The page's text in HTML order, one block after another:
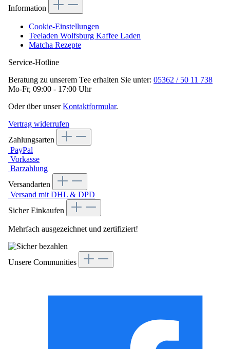
Information
Cookie-Einstellungen
Teeladen Wolfsburg Kaffee Laden
Matcha Rezepte
Service-Hotline
Beratung zu unserem Tee erhalten Sie unter: 05362 / 50 11 738
Mo-Fr, 09:00 - 17:00 Uhr
Oder über unserKontaktformular.
Vertrag widerrufen
Zahlungsarten
PayPal
Vorkasse
Barzahlung
Versandarten
Versand mit DHL & DPD
Sicher Einkaufen
Mehrfach ausgezeichnet und zertifiziert!
Unsere Communities